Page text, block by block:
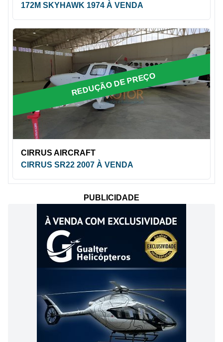
172M SKYHAWK 1974 À VENDA
REDUÇÃO DE PREÇO
CIRRUS AIRCRAFT
CIRRUS SR22 2007 À VENDA
PUBLICIDADE